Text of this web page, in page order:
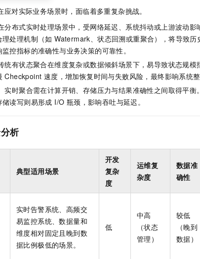
对实际业务场景时，面临着多重复杂挑战。
分布式实时处理场景中，受网络延迟、系统抖动或上游波动影
处理机制（如 Watermark、状态回溯或重聚合），将导致历
控指标的准确性与业务决策的可靠性。
统有状态聚合在维度复杂或数据倾斜场景下，易导致状态规
Checkpoint 速度，增加恢复时间与失败风险，最终影响系统整
实时聚合需在计算开销、存储压力与结果准确性之间取得平
读写则易形成 I/O 瓶颈，影响吞吐与延迟。
析
典型适用场景
开发
复杂
度
运维复
杂度
数据准
确性
实时告警系统、高频交
易监控系统、数据量和
维度相对固定且晚到数
据比例极低的场景。
低
中高
（状态
管理）
较低
（晚到
数据）
模型
视觉 Coding、空间感知、多模态思考等全面升级
GLM-5.2
1M上下文，专为长程任务能力而生
Wan2.7-
新一代 AI 视频生成模型，深度适配广告营销等场景
AI 应用构建
大模型服务平台百炼-应用模版
AI Native 的算法工程平台，一站式完成建模、训练、推理服务部署
大模型原
云端极速 AI
10分钟微调：让0.6B模型媲美235B模型
用1%尺寸在特定领域达到大模型90%以上效果
多模态数据
库
容器服务 Kubernetes 版 ACK
提供一站式管理容器应用的 K8s 服务 云原生的云
启云上创新
费体验
万小智 AI 建站低至 15元/月
送.CN域名，送备案服务码
Night Plan 支持 Qwen 3.8-Max
夜间 5 折，Qwen/Meoo/TokenPlan 客户专享
AI助力短剧漫
AI 办公
智能客服
自动承接线索
）
快递物流查询
企业应用
ERP
OA 办公系统
Ubuntu
SUSE
定制小程序
服务生态伙伴
高校合作
云工开物
科研合作